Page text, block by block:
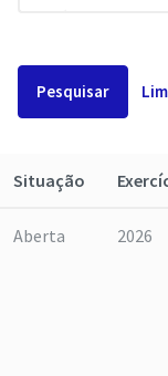
Pesquisar
Situação
Aberta 2026